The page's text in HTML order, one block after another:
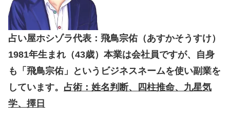
占い屋ホシゾラ代表：飛鳥宗佑（あすかそうすけ）
1981年生まれ（43歳）本業は会社員ですが、自身
も「飛鳥宗佑」というビジネスネームを使い副業を
しています。 占術：姓名判断、四柱推命、九星気
学、擇日